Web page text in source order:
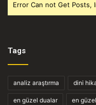
Error Can not Get Posts,
Tags
analiz araştırma dini
en güzel dualar en